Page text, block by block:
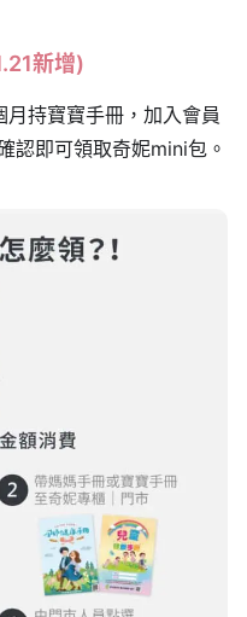
新增)
持寶寶手冊，加入會員
認即可領取奇妮mini包。